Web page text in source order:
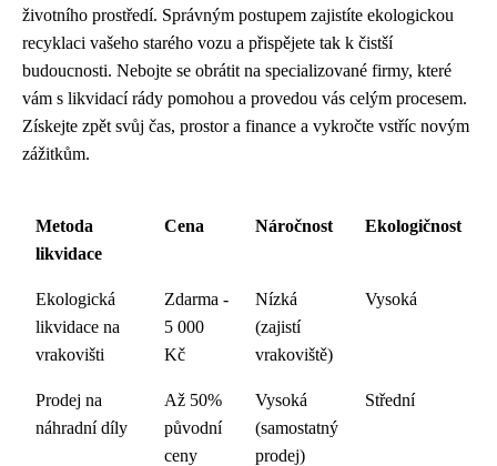
životního prostředí. Správným postupem zajistíte ekologickou
recyklaci vašeho starého vozu a přispějete tak k čistší
budoucnosti. Nebojte se obrátit na specializované firmy, které
vám s likvidací rády pomohou a provedou vás celým procesem.
Získejte zpět svůj čas, prostor a finance a vykročte vstříc novým
zážitkům.
Metoda
likvidace
Cena Náročnost Ekologičnost
Ekologická
likvidace na
vrakovišti
Zdarma -
5 000
Kč
Nízká
(zajistí
vrakoviště)
Vysoká
Prodej na
náhradní díly
Až 50%
původní
ceny
Vysoká
(samostatný
prodej)
Střední